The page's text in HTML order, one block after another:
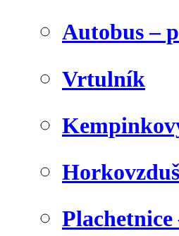
Autobus –
Vrtulník